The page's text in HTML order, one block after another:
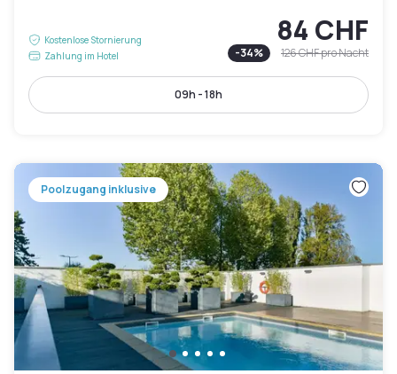
Kostenlose Stornierung
Zahlung im Hotel
84 CHF
-34% 126 CHFpro Nacht
09h - 18h
Poolzugang inklusive